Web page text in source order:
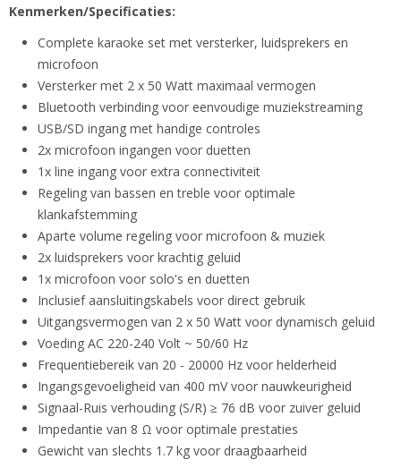
Kenmerken/Specificaties:
Complete karaoke set met versterker, luidsprekers en
microfoon
Versterker met 2 x 50 Watt maximaal vermogen
Bluetooth verbinding voor eenvoudige muziekstreaming
USB/SD ingang met handige controles
2x microfoon ingangen voor duetten
1x line ingang voor extra connectiviteit
Regeling van bassen en treble voor optimale
klankafstemming
Aparte volume regeling voor microfoon & muziek
2x luidsprekers voor krachtig geluid
1x microfoon voor solo's en duetten
Inclusief aansluitingskabels voor direct gebruik
Uitgangsvermogen van 2 x 50 Watt voor dynamisch geluid
Voeding AC 220-240 Volt ~ 50/60 Hz
Frequentiebereik van 20 - 20000 Hz voor helderheid
Ingangsgevoeligheid van 400 mV voor nauwkeurigheid
Signaal-Ruis verhouding (S/R) ≥ 76 dB voor zuiver geluid
Impedantie van 8 Ω voor optimale prestaties
Gewicht van slechts 1.7 kg voor draagbaarheid